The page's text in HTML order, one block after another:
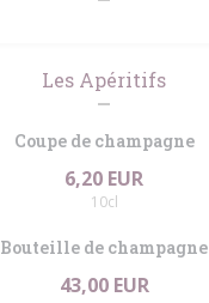
Les Apéritifs
Coupe de champagne
6,20 EUR
10cl
Bouteille de champagne
43,00 EUR